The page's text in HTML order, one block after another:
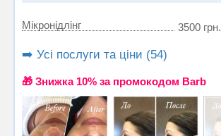
Мікронідлінг 3500 грн.
➡️ Усі послуги та ціни (54)
🎁 Знижка 10% за промокодом Barb